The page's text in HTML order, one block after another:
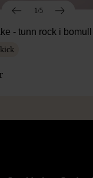
1/5
- tunn rock i bomull